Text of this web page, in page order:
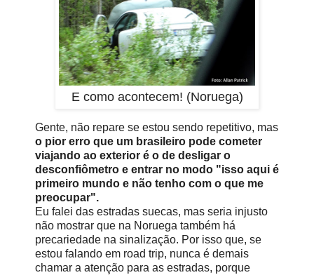
E como acontecem! (Noruega)
Gente, não repare se estou sendo repetitivo, mas
o pior erro que um brasileiro pode cometer
viajando ao exterior é o de desligar o
desconfiômetro e entrar no modo "isso aqui é
primeiro mundo e não tenho com o que me
preocupar".
Eu falei das estradas suecas, mas seria injusto
não mostrar que na Noruega também há
precariedade na sinalização. Por isso que, se
estou falando em road trip, nunca é demais
chamar a atenção para as estradas, porque